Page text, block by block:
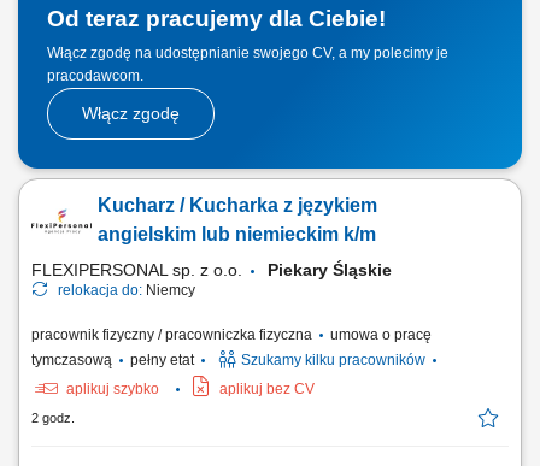
Od teraz pracujemy dla Ciebie!
Włącz zgodę na udostępnianie swojego CV, a my polecimy je
pracodawcom.
Włącz zgodę
Kucharz / Kucharka z językiem
angielskim lub niemieckim k/m
FLEXIPERSONAL sp. z o.o. Piekary Śląskie
relokacja do: Niemcy
pracownik fizyczny / pracowniczka fizyczna
umowa o pracę
tymczasową
pełny etat
Szukamy kilku pracowników
aplikuj szybko
aplikuj bez CV
2 godz.